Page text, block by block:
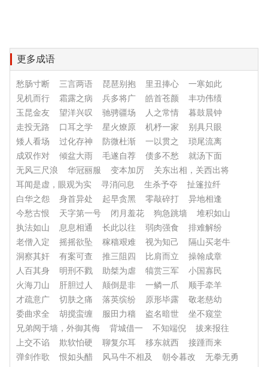
更多成语
愁肠寸断 三言两语 琵琶别抱 里丑捧心
一寒如此
见机而行
霜露之病 兵多将广 皓首苍颜
丰功伟绩
玉昆金友
望洋兴叹 驰骋疆场 人之常情
暮鼓晨钟
走投无路
口耳之学 星火燎原 机杼一家
别具只眼
矮人看场
过化存神 防微杜渐 一以贯之
琐尾流离
成双作对
倾盆大雨 毛遂自荐 债多不愁
就汤下面
无风三尺浪
华冠丽服 变本加厉
关东出相，关西出将
耳闻是虚，眼观为实
寻消问息 生杀予夺
扯篷拉纤
白华之怨
身首异处 起早贪黑 零敲碎打
异地相逢
今愁古恨
天字第一号 闭月羞花 狗急跳墙
堆积如山
执法如山
息息相通 长此以往 弱肉强食
排难解纷
老僧入定
摇摇欲坠 稼穑艰难 视为知己
隔山买老牛
洞察其奸
有案可查 推三阻四 比肩而立
操翰成章
人百其身
明刑不戮 助桀为虐 犒赏三军
小国寡民
火海刀山
肝胆过人 颠倒是非 一鳞一爪
顺手牵羊
才疏意广
切肤之痛 落英缤纷 原形毕露
敬老慈幼
委曲求全
胡搅蛮缠 服田力穑 盗名暗世
坐不窥堂
兄弟阋于墙，外御其侮
背城借一 不知端倪
拔来报往
上交不谄
欺软怕硬 聊复尔耳 移东就西
接踵而来
弹剑作歌
恨如头醋 风马牛不相及 朝令暮改
无拳无勇